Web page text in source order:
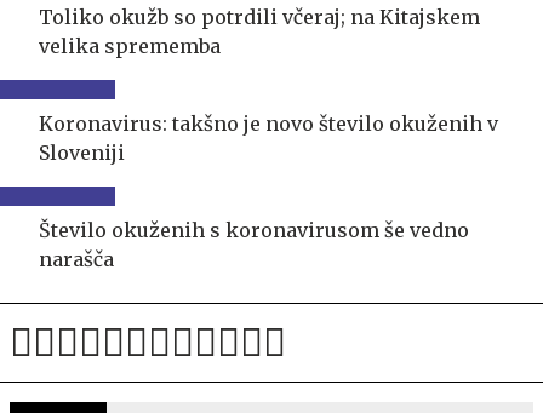
Toliko okužb so potrdili včeraj; na Kitajskem
velika sprememba
Koronavirus: takšno je novo število okuženih v
Sloveniji
Število okuženih s koronavirusom še vedno
narašča